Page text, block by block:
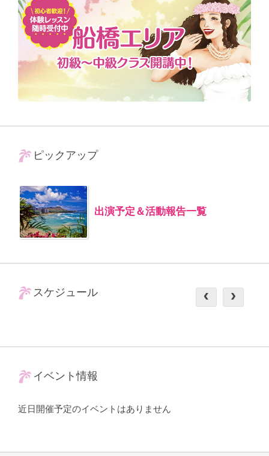
ピックアップ
出演予定＆活動報告一覧
スケジュール
イベント情報
近日開催予定のイベントはありません